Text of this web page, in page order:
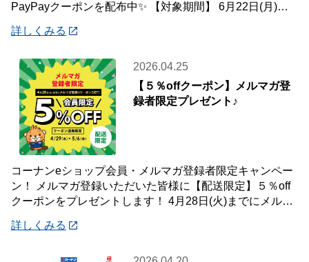
PayPayクーポンを配布中✨ 【対象期間】 6月22日(月)～7
詳しくみる
2026.04.25
【５％offクーポン】メルマガ登
録者限定プレゼント♪
コーナンeショップ会員・メルマガ登録者限定キャンペー
ン！ メルマガ登録いただいた皆様に【配送限定】５％off
クーポンをプレゼントします！ 4月28日(火)までにメルマ
詳しくみる